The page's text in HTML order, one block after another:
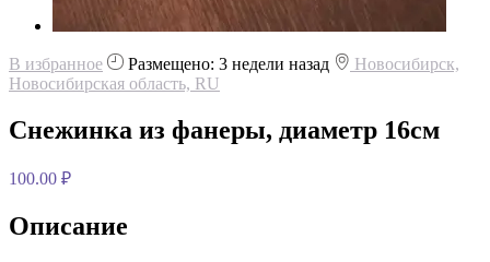
В избранное Размещено: 3 недели назад
Новосибирск,
Новосибирская область, RU
Снежинка из фанеры, диаметр 16см
100.00 ₽
Описание